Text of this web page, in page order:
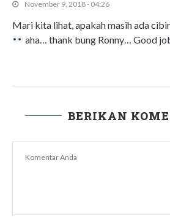
November 9, 2018 - 04:26
Mari kita lihat, apakah masih ada
aha… thank bung Ronny… Good
BERIKAN